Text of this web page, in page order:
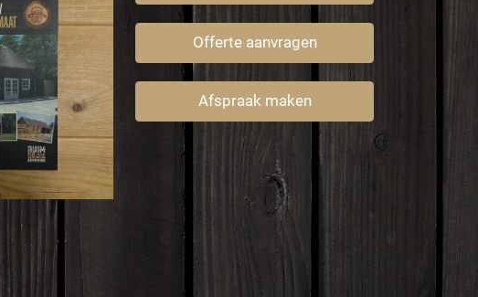
Offerte aanvragen
Afspraak maken